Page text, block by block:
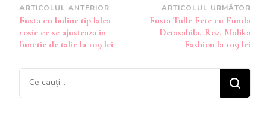
Navigare
în
articole
ARTICOLUL ANTERIOR
Fusta cu buline tip lalea
rosie ce se ajusteaza in
functie de talie la 109 lei
ARTICOLUL URMĂTOR
Fusta Tulle Fete cu Funda
Detasabila, Roz, Malika
Fashion la 109 lei
Cauți
ceva?